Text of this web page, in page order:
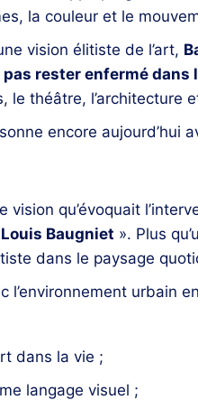
la couleur et le
vision élitiste de l’art,
pas rester enfermé dans
le théâtre, l’architecture
encore aujourd’hui
vision qu’évoquait
Baugniet ». Plus
dans le paysage
l’environnement urbain
dans la vie ;
langage visuel ;